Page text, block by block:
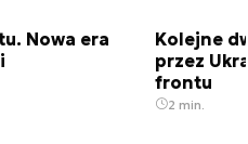
Nowa era
Kolejne
przez
frontu
2 min.